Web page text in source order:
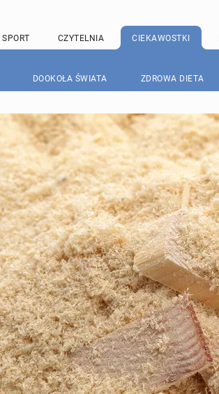
SPORT CZYTELNIA CIEKAWOSTKI
DOOKOŁA ŚWIATA ZDROWA DIETA